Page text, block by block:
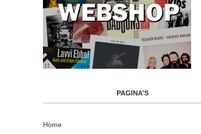
PAGINA’S
Home